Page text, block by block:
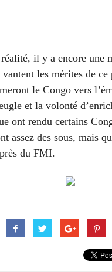
il y a encore une
les mérites de
le Congo vers
et la volonté
ont rendu certains
assez des sous, mais
du FMI.